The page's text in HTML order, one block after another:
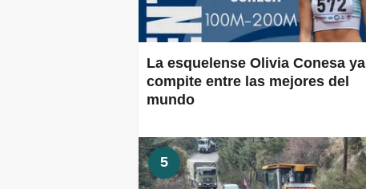
La esquelense Olivia Conesa ya
compite entre las mejores del
mundo
5